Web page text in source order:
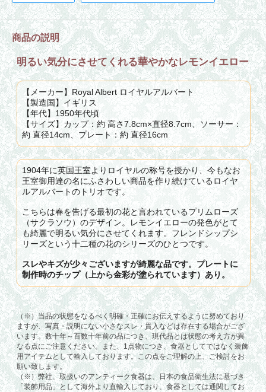
商品の説明
明るい気分にさせてくれる華やかなレモンイエロー
【メーカー】Royal Albert ロイヤルアルバート
【製造国】イギリス
【年代】1950年代頃
【サイズ】カップ：約 高さ7.8cm×直径8.7cm、ソーサー：
約 直径14cm、プレート：約 直径16cm
1904年に英国王室よりロイヤルの称号を授かり、今もなお
王室御用達の名にふさわしい商品を作り続けているロイヤ
ルアルバートのトリオです。
こちらは春を告げる最初の花と言われているプリムローズ
（サクラソウ）のデザイン。レモンイエローの発色がとて
も綺麗で明るい気分にさせてくれます。フレンドシップシ
リーズという十二種の花のシリーズのひとつです。
スレやキズが少々ございますが綺麗な品です。プレートに
制作時のチップ（上から金彩が塗られています）あり。